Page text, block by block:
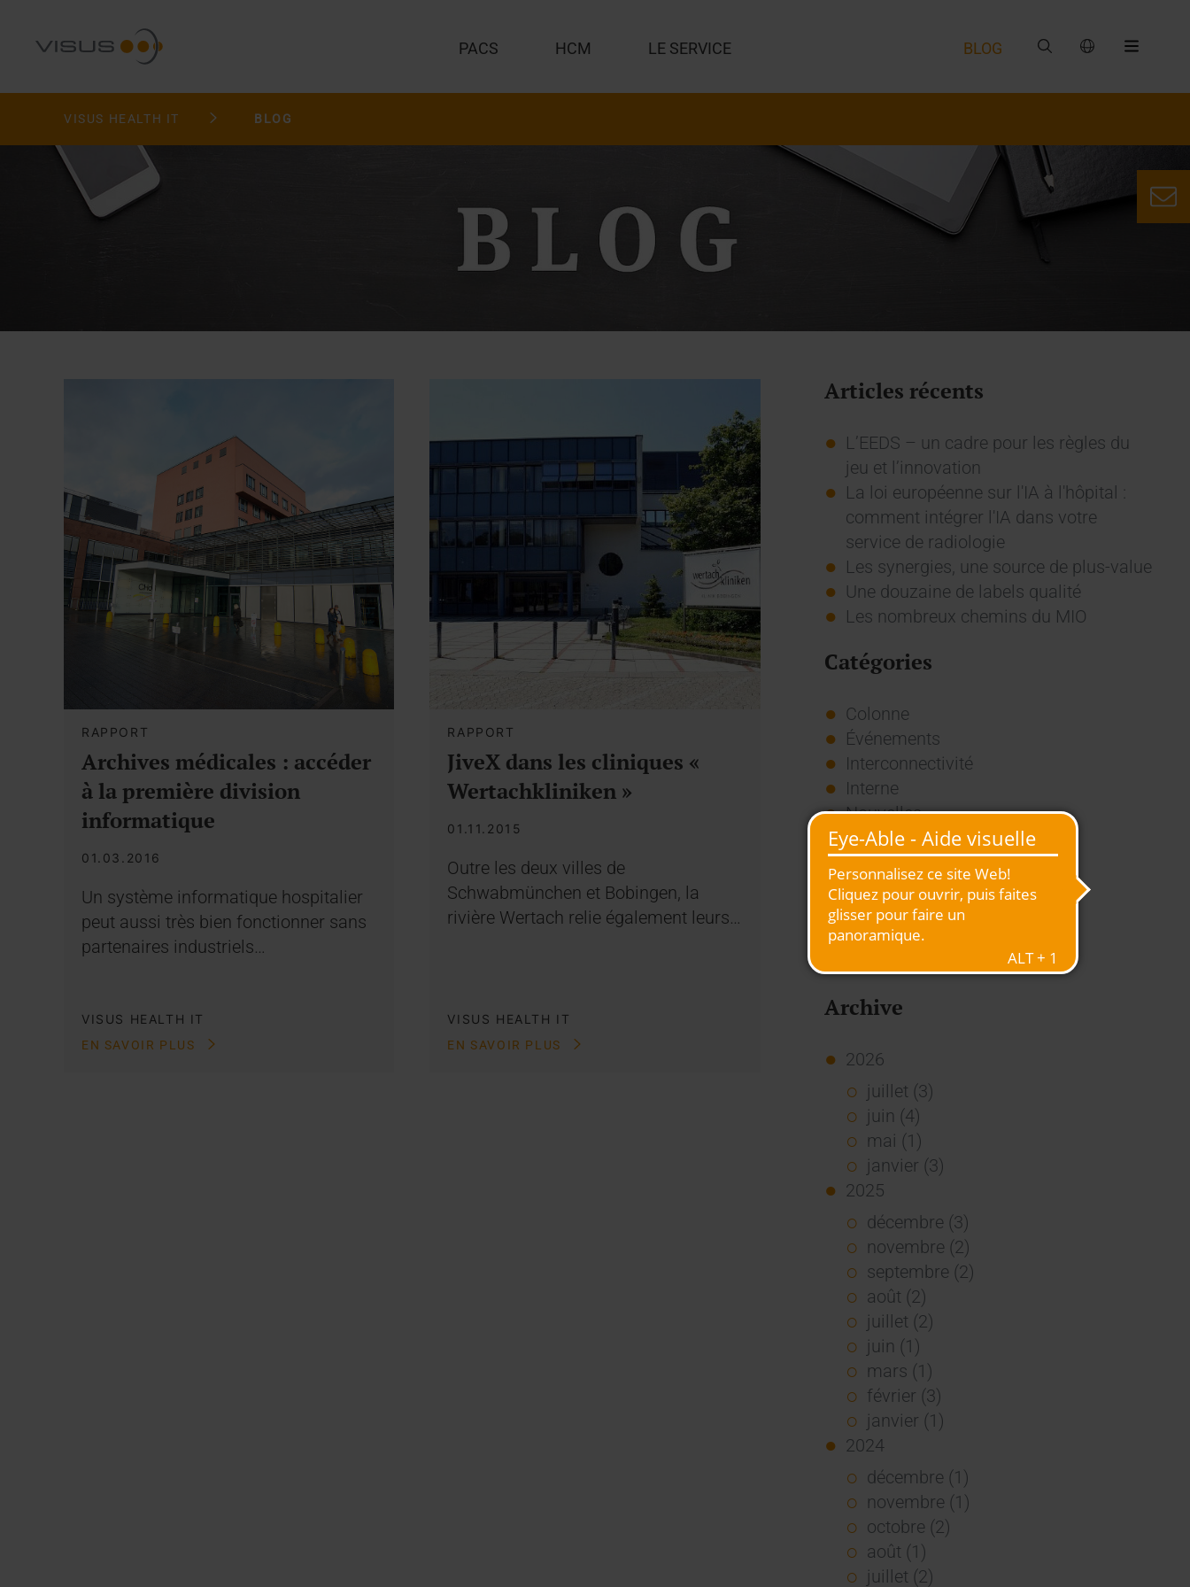
PACS HCM LE SERVICE BLOG
VISUS HEALTH IT BLOG
RAPPORT
Archives médicales : accéder
à la première division
informatique
01.03.2016
Un système informatique hospitalier
peut aussi très bien fonctionner sans
partenaires industriels…
VISUS HEALTH IT
EN SAVOIR PLUS
RAPPORT
JiveX dans les cliniques «
Wertachkliniken »
01.11.2015
Outre les deux villes de
Schwabmünchen et Bobingen, la
rivière Wertach relie également leurs…
VISUS HEALTH IT
EN SAVOIR PLUS
Articles récents
L’EEDS – un cadre pour les règles du
jeu et l’innovation
La loi européenne sur l'IA à l'hôpital :
comment intégrer l'IA dans votre
service de radiologie
Les synergies, une source de plus-value
Une douzaine de labels qualité
Les nombreux chemins du MIO
Catégories
Colonne
Événements
Interconnectivité
Interne
Nouvelles
Presse
Rapport
RSE
Stories
Usage des Standards
Archive
2026
juillet (3)
juin (4)
mai (1)
janvier (3)
2025
décembre (3)
novembre (2)
septembre (2)
août (2)
juillet (2)
juin (1)
mars (1)
février (3)
janvier (1)
2024
décembre (1)
novembre (1)
octobre (2)
août (1)
juillet (2)